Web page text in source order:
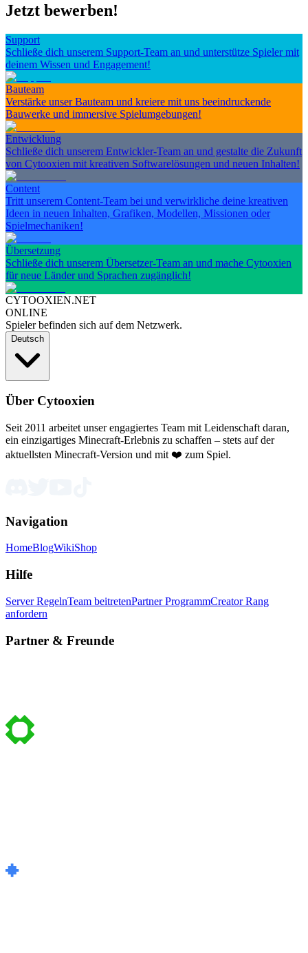
Jetzt bewerben!
Support
Schließe dich unserem Support-Team an und unterstütze Spieler mit
deinem Wissen und Engagement!
Bauteam
Verstärke unser Bauteam und kreiere mit uns beeindruckende
Bauwerke und immersive Spielumgebungen!
Entwicklung
Schließe dich unserem Entwickler-Team an und gestalte die Zukunft
von Cytooxien mit kreativen Softwarelösungen und neuen Inhalten!
Content
Tritt unserem Content-Team bei und verwirkliche deine kreativen
Ideen in neuen Inhalten, Grafiken, Modellen, Missionen oder
Spielmechaniken!
Übersetzung
Schließe dich unserem Übersetzer-Team an und mache Cytooxien
für neue Länder und Sprachen zugänglich!
CYTOOXIEN.NET
ONLINE
Spieler befinden sich auf dem Netzwerk.
Deutsch
Über Cytooxien
Seit 2011 arbeitet unser engagiertes Team mit Leidenschaft daran,
ein einzigartiges Minecraft-Erlebnis zu schaffen – stets auf der
aktuellsten Minecraft-Version und mit ❤️ zum Spiel.
Navigation
HomeBlogWikiShop
Hilfe
Server RegelnTeam beitretenPartner ProgrammCreator Rang
anfordern
Partner & Freunde